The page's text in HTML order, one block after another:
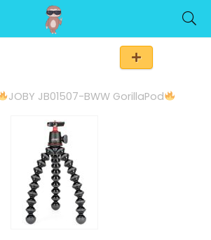
JOBY JB01507-BWW GorillaPod